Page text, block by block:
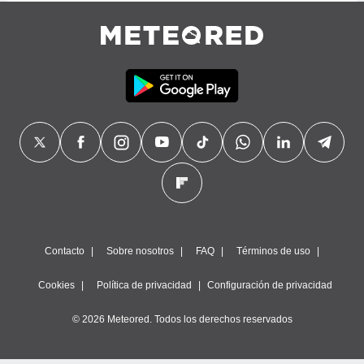
únicos
similares
traten tus
su
Contacto Sobre nosotros FAQ Términos de uso
Cookies Política de privacidad Configuración de privacidad
© 2026 Meteored. Todos los derechos reservados